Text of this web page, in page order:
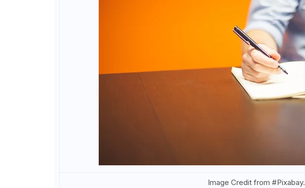
Image Credit from #Pixabay.